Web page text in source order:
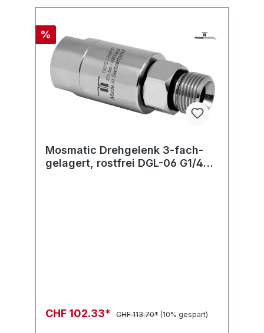
%
Mosmatic Drehgelenk 3-fach-
gelagert, rostfrei DGL-06 G1/4"F
CHF 102.33* CHF 113.70* (10% gespart)